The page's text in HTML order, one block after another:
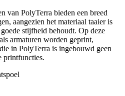
van PolyTerra bieden een breed
aangezien het materiaal taaier is
stijfheid behoudt. Op deze
armaturen worden geprint,
in PolyTerra is ingebouwd geen
printfuncties.